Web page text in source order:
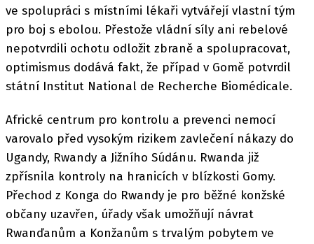
ve spolupráci s místními lékaři vytvářejí vlastní tým
pro boj s ebolou. Přestože vládní síly ani rebelové
nepotvrdili ochotu odložit zbraně a spolupracovat,
optimismus dodává fakt, že případ v Gomě potvrdil
státní Institut National de Recherche Biomédicale.
Africké centrum pro kontrolu a prevenci nemocí
varovalo před vysokým rizikem zavlečení nákazy do
Ugandy, Rwandy a Jižního Súdánu. Rwanda již
zpřísnila kontroly na hranicích v blízkosti Gomy.
Přechod z Konga do Rwandy je pro běžné konžské
občany uzavřen, úřady však umožňují návrat
Rwanďanům a Konžanům s trvalým pobytem ve